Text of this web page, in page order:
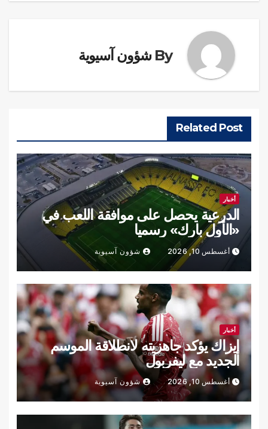
By شؤون آسيوية
Related Post
أخبار
الدرعية يحصل على موافقة اللعب في
«الأول بارك» رسميا
أغسطس 10, 2026 شؤون آسيوية
أخبار
إيزاك يؤكد جاهزيته لانطلاقة الموسم
الجديد مع ليفربول
أغسطس 10, 2026 شؤون آسيوية